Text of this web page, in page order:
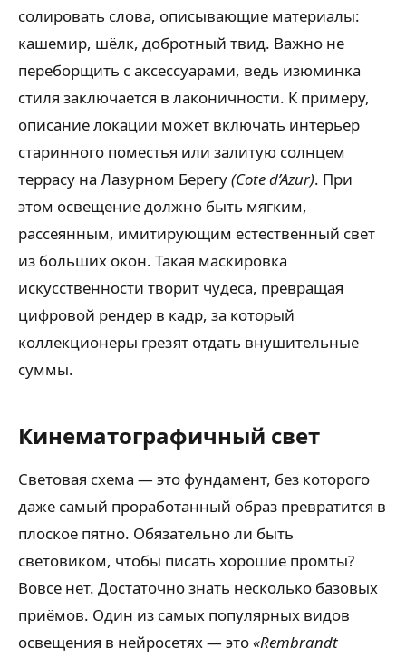
солировать слова, описывающие материалы:
кашемир, шёлк, добротный твид. Важно не
переборщить с аксессуарами, ведь изюминка
стиля заключается в лаконичности. К примеру,
описание локации может включать интерьер
старинного поместья или залитую солнцем
террасу на Лазурном Берегу(Cote d’Azur). При
этом освещение должно быть мягким,
рассеянным, имитирующим естественный свет
из больших окон. Такая маскировка
искусственности творит чудеса, превращая
цифровой рендер в кадр, за который
коллекционеры грезят отдать внушительные
суммы.
Кинематографичный свет
Световая схема — это фундамент, без которого
даже самый проработанный образ превратится в
плоское пятно. Обязательно ли быть
световиком, чтобы писать хорошие промты?
Вовсе нет. Достаточно знать несколько базовых
приёмов. Один из самых популярных видов
освещения в нейросетях — это«Rembrandt